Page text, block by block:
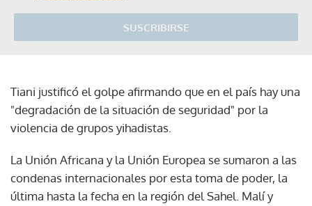
SUSCRIBIRSE
Tiani justificó el golpe afirmando que en el país hay una
"degradación de la situación de seguridad" por la
violencia de grupos yihadistas.
La Unión Africana y la Unión Europea se sumaron a las
condenas internacionales por esta toma de poder, la
última hasta la fecha en la región del Sahel. Malí y